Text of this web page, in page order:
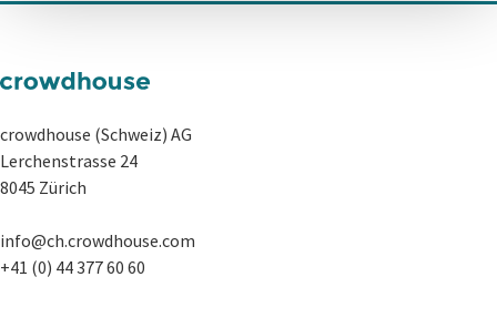
crowdhouse (Schweiz) AG
Lerchenstrasse 24
8045 Zürich
info@ch.crowdhouse.com
+41 (0) 44 377 60 60